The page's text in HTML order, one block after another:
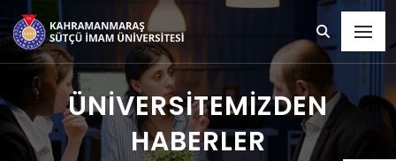
ÜNİVERSİTEMİZDEN
HABERLER